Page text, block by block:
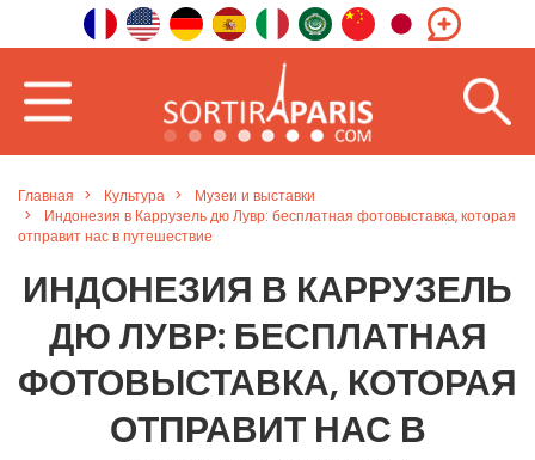
Главная Культура
Музеи и выставки
Индонезия в Каррузель дю Лувр: бесплатная фотовыставка, которая
отправит нас в путешествие
ИНДОНЕЗИЯ В КАРРУЗЕЛЬ
ДЮ ЛУВР: БЕСПЛАТНАЯ
ФОТОВЫСТАВКА, КОТОРАЯ
ОТПРАВИТ НАС В